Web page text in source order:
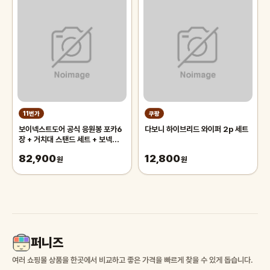
11번가
보이넥스트도어 공식 응원봉 포카6
장 + 거치대 스탠드 세트 + 보넥도
82,900원
쿠팡
다보니 하이브리드 와이퍼 2p 세트
12,800원
퍼니즈
여러 쇼핑몰 상품을 한곳에서 비교하고 좋은 가격을 빠르게 찾을 수 있게 돕습니다.